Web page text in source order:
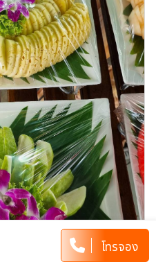
โทรจอง